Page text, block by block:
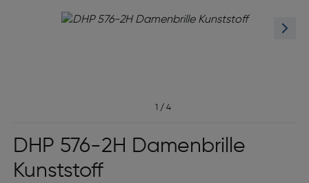
1 / 4
DHP 576-2H Damenbrille
Kunststoff